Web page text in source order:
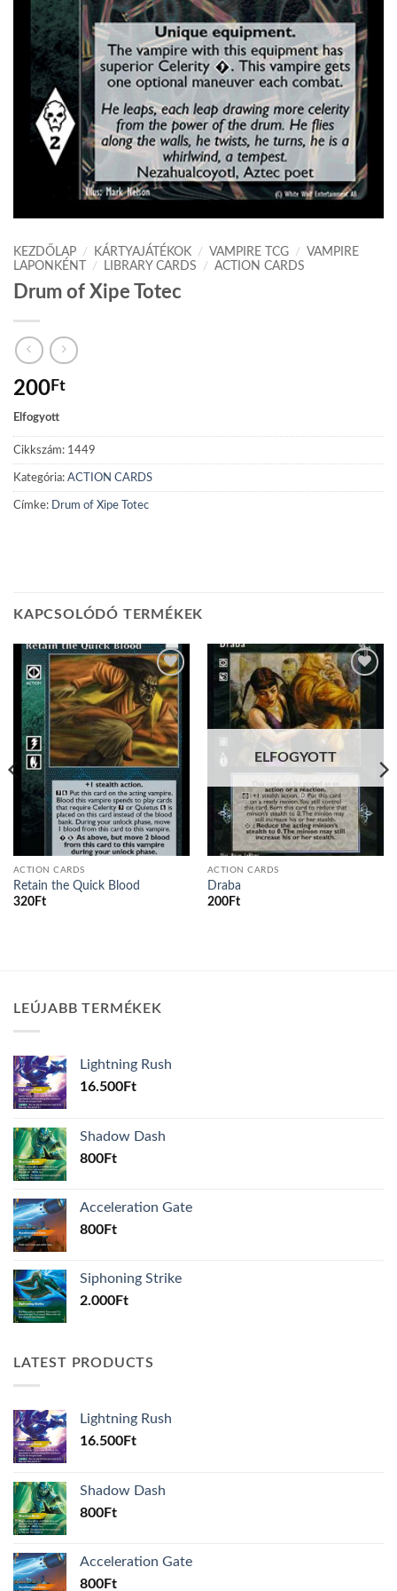
KEZDŐLAP / KÁRTYAJÁTÉKOK / VAMPIRE TCG /
VAMPIRE
LAPONKÉNT
/ LIBRARY CARDS / ACTION CARDS
Drum of Xipe Totec
200Ft
Elfogyott
Cikkszám: 1449
Kategória: ACTION CARDS
Címke: Drum of Xipe Totec
KAPCSOLÓDÓ TERMÉKEK
Add to
wishlist
ACTION CARDS
Retain the Quick Blood
320Ft
Add to
wishlist
ELFOGYOTT
ACTION CARDS
Draba
200Ft
LEÚJABB TERMÉKEK
Lightning Rush
16.500Ft
Shadow Dash
800Ft
Acceleration Gate
800Ft
Siphoning Strike
2.000Ft
LATEST PRODUCTS
Lightning Rush
16.500Ft
Shadow Dash
800Ft
Acceleration Gate
800Ft